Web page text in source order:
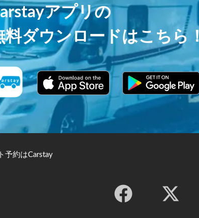
アプリの
料ダウンロードはこちら
予約はCarstay